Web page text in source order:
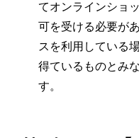
てオンラインショ
可を受ける必要が
スを利用している
得ているものとみ
す。